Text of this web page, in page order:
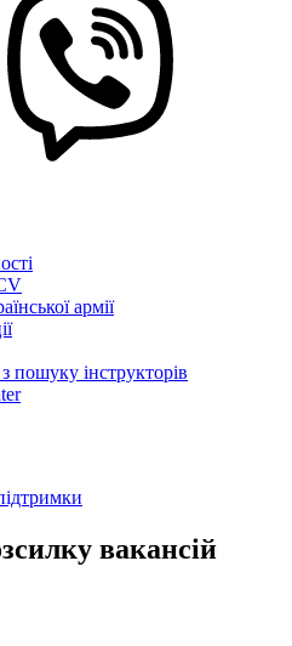
армії
пошуку інструкторів
вакансій